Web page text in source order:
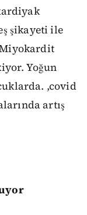
şikayeti ile
Yoğun
,covid
artış